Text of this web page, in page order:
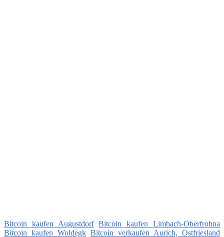
Bitcoin kaufen Augustdorf Bitcoin kaufen Limbach-Oberfrohna
Bitcoin kaufen Woldegk Bitcoin verkaufen Aurich, Ostfriesland